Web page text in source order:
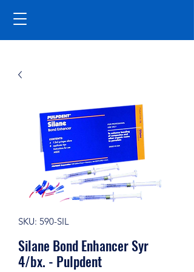
SKU: 590-SIL
Silane Bond Enhancer Syr
4/bx. - Pulpdent